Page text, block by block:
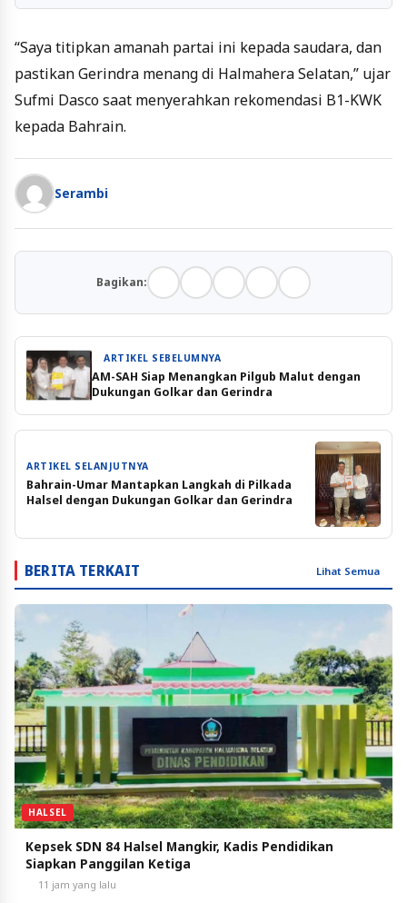
“Saya titipkan amanah partai ini kepada saudara, dan
pastikan Gerindra menang di Halmahera Selatan,” ujar
Sufmi Dasco saat menyerahkan rekomendasi B1-KWK
kepada Bahrain.
Serambi
Bagikan:
ARTIKEL SEBELUMNYA
AM-SAH Siap Menangkan Pilgub Malut dengan
Dukungan Golkar dan Gerindra
ARTIKEL SELANJUTNYA
Bahrain-Umar Mantapkan Langkah di Pilkada
Halsel dengan Dukungan Golkar dan Gerindra
BERITA TERKAIT Lihat Semua
HALSEL
Kepsek SDN 84 Halsel Mangkir, Kadis Pendidikan
Siapkan Panggilan Ketiga
11 jam yang lalu